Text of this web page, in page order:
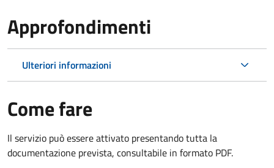
Approfondimenti
Ulteriori informazioni
Come fare
Il servizio può essere attivato presentando tutta la
documentazione prevista, consultabile in formato PDF.